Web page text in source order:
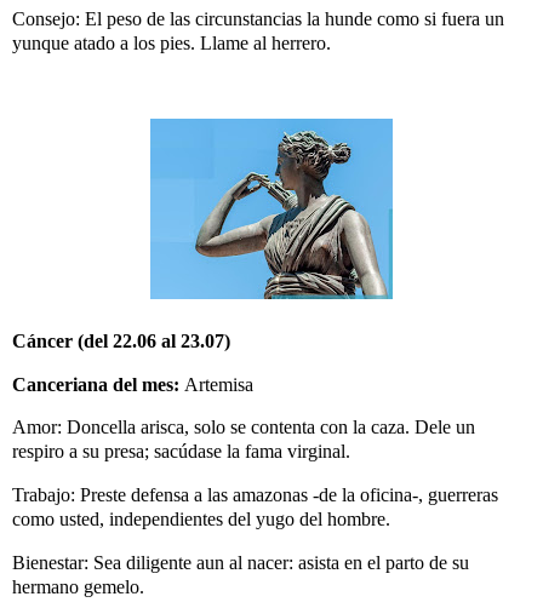
Consejo: El peso de las circunstancias la hunde como si fuera un
yunque atado a los pies. Llame al herrero.
Cáncer (del 22.06 al 23.07)
Canceriana del mes: Artemisa
Amor: Doncella arisca, solo se contenta con la caza. Dele un
respiro a su presa; sacúdase la fama virginal.
Trabajo: Preste defensa a las amazonas -de la oficina-, guerreras
como usted, independientes del yugo del hombre.
Bienestar: Sea diligente aun al nacer: asista en el parto de su
hermano gemelo.